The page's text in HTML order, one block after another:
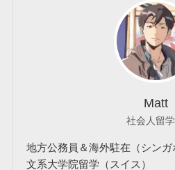
Matt
社会人留
地方公務員＆海外駐在（シン
文系大学院留学（スイス）